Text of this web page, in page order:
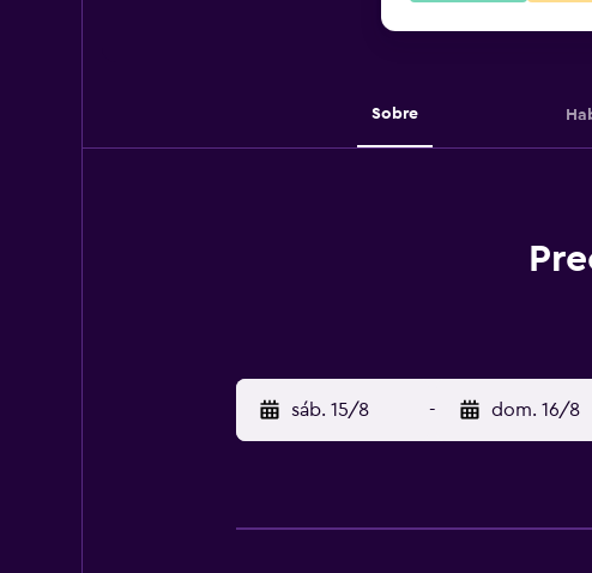
Sobre
sáb. 15/8 - dom. 16/8